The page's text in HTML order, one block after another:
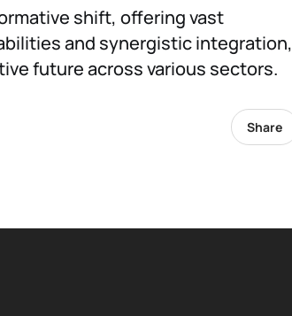
shift, offering vast
and synergistic integration,
future across various sectors.
Share